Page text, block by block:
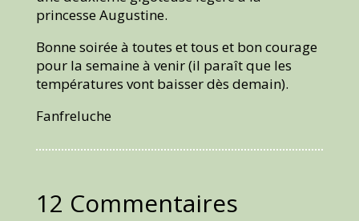
princesse Augustine.
Bonne soirée à toutes et tous et bon courage
pour la semaine à venir (il paraît que les
températures vont baisser dès demain).
Fanfreluche
12 Commentaires